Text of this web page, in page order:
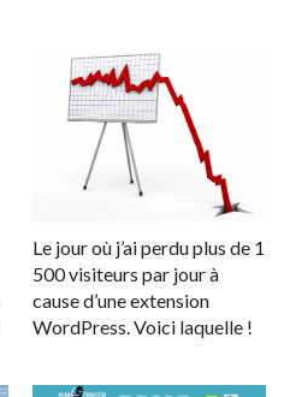
Le jour où j’ai perdu plus de 1
500 visiteurs par jour à
cause d’une extension
WordPress. Voici laquelle !